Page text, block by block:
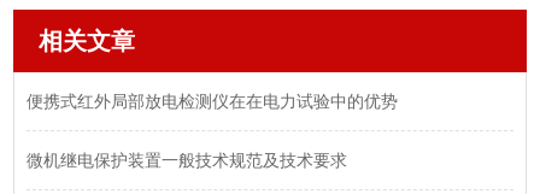
相关文章
便携式红外局部放电检测仪在在电力试验中的优势
微机继电保护装置一般技术规范及技术要求